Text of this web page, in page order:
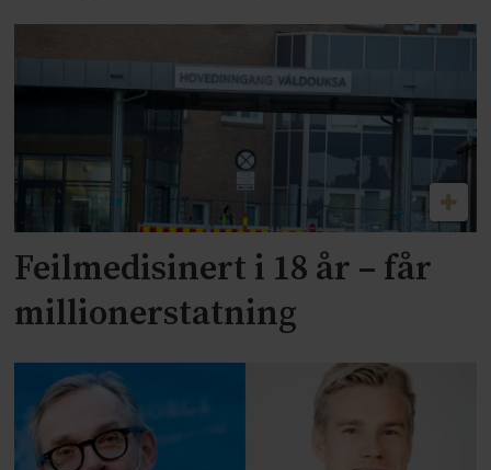
Feilmedisinert i 18 år – får
millionerstatning